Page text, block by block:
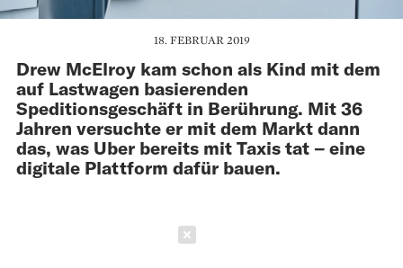
18. FEBRUAR 2019
Drew McElroy kam schon als Kind mit dem
auf Lastwagen basierenden
Speditionsgeschäft in Berührung. Mit 36
Jahren versuchte er mit dem Markt dann
das, was Uber bereits mit Taxis tat – eine
digitale Plattform dafür bauen.